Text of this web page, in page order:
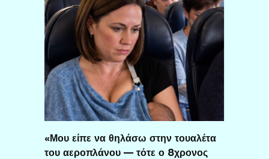
«Μου είπε να θηλάσω στην τουαλέτα
του αεροπλάνου — τότε ο 8χρονος